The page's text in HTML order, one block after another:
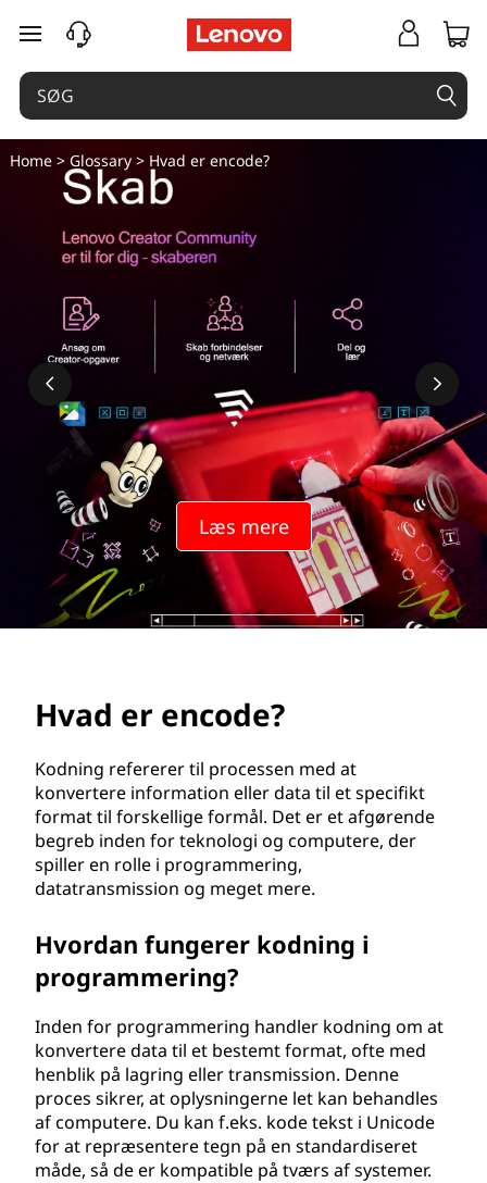
H
a
d
spring til hovedindhold
Læs mere
Home> Glossary> Hvad er encode?
Hvad er encode?
Kodning refererer til processen med at
konvertere information eller data til et specifikt
format til forskellige formål. Det er et afgørende
begreb inden for teknologi og computere, der
spiller en rolle i programmering,
datatransmission og meget mere.
Hvordan fungerer kodning i
programmering?
Inden for programmering handler kodning om at
konvertere data til et bestemt format, ofte med
henblik på lagring eller transmission. Denne
proces sikrer, at oplysningerne let kan behandles
af computere. Du kan f.eks. kode tekst i Unicode
for at repræsentere tegn på en standardiseret
måde, så de er kompatible på tværs af systemer.